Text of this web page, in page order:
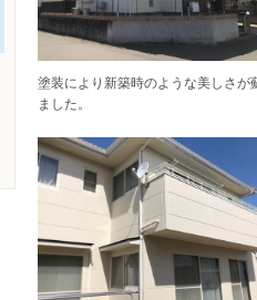
塗装により新築時のような美しさが
ました。